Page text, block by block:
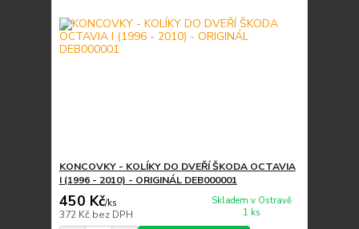
KONCOVKY - KOLÍKY DO DVEŘÍ ŠKODA OCTAVIA
I (1996 - 2010) - ORIGINÁL DEB000001
450 Kč/ks
372 Kč bez DPH
Skladem v Ostravě
1 ks